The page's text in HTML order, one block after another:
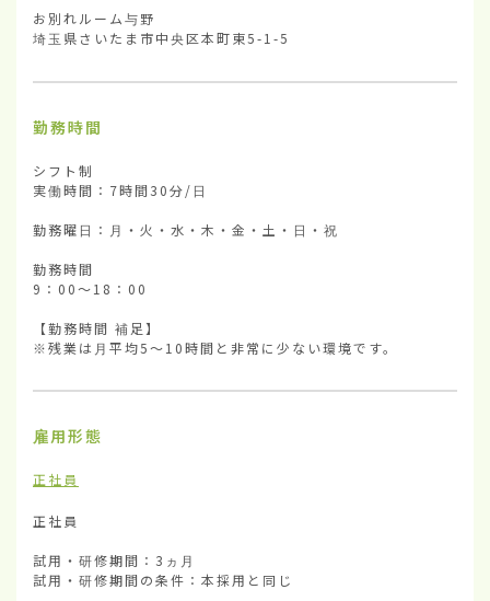
お別れルーム与野
埼玉県さいたま市中央区本町東5-1-5
勤務時間
シフト制
実働時間：7時間30分/日
勤務曜日：月・火・水・木・金・土・日・祝
勤務時間
9：00～18：00
【勤務時間 補足】
※残業は月平均5～10時間と非常に少ない環境です。
雇用形態
正社員
正社員
試用・研修期間：3ヵ月
試用・研修期間の条件：本採用と同じ